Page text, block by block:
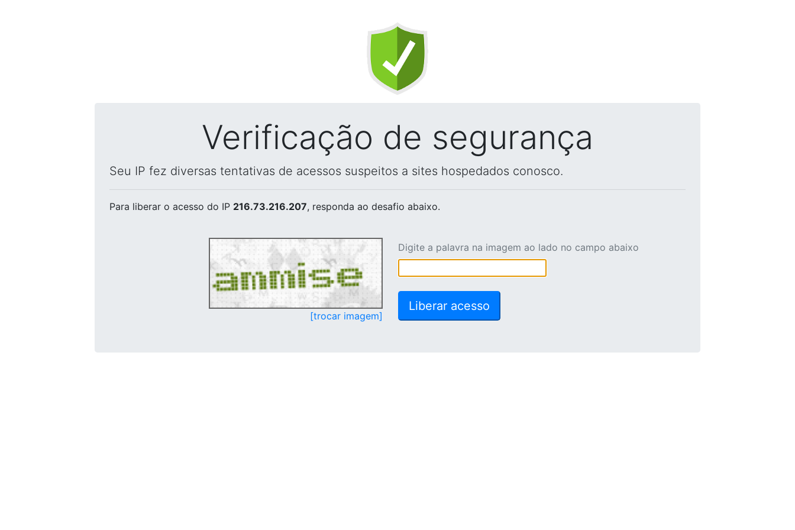
Verificação de segurança
Seu IP fez diversas tentativas de acessos suspeitos a sites hospedados conosco.
Para liberar o acesso do IP 216.73.216.207, responda ao desafio abaixo.
[trocar imagem]
Digite a palavra na imagem ao lado no campo abaixo